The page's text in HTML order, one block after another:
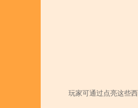
玩家可通过点亮这些西